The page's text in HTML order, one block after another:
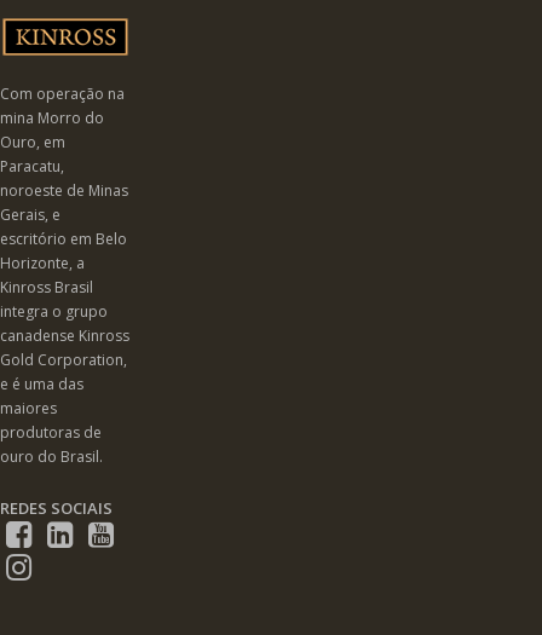
Com operação na
mina Morro do
Ouro, em
Paracatu,
noroeste de Minas
Gerais, e
escritório em Belo
Horizonte, a
Kinross Brasil
integra o grupo
canadense Kinross
Gold Corporation,
e é uma das
maiores
produtoras de
ouro do Brasil.
REDES SOCIAIS